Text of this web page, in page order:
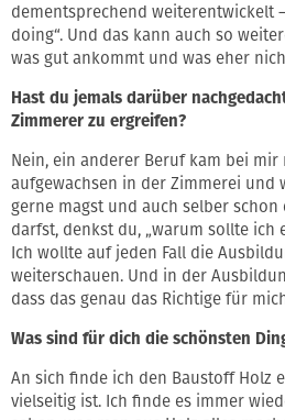
dementsprechend weiterentwickelt
doing“. Und das kann auch so
was gut ankommt und was eher
Hast du jemals darüber
Zimmerer zu ergreifen?
Nein, ein anderer Beruf kam bei mir
aufgewachsen in der Zimmerei und
gerne magst und auch selber
darfst, denkst du, „warum sollte ich
Ich wollte auf jeden Fall die
weiterschauen. Und in der
dass das genau das Richtige für
Was sind für dich die schönsten
An sich finde ich den Baustoff Holz
vielseitig ist. Ich finde es immer